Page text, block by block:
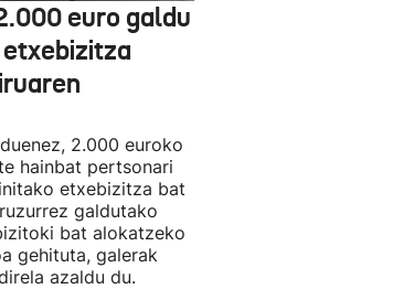
euro galdu
2.000 euroko
hainbat pertsonari
etxebizitza bat
galdutako
bat alokatzeko
gehituta, galerak
azaldu du.